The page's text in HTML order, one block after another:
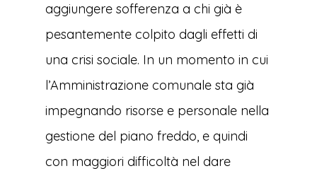
aggiungere sofferenza a chi già è
pesantemente colpito dagli effetti di
una crisi sociale. In un momento in cui
l’Amministrazione comunale sta già
impegnando risorse e personale nella
gestione del piano freddo, e quindi
con maggiori difficoltà nel dare